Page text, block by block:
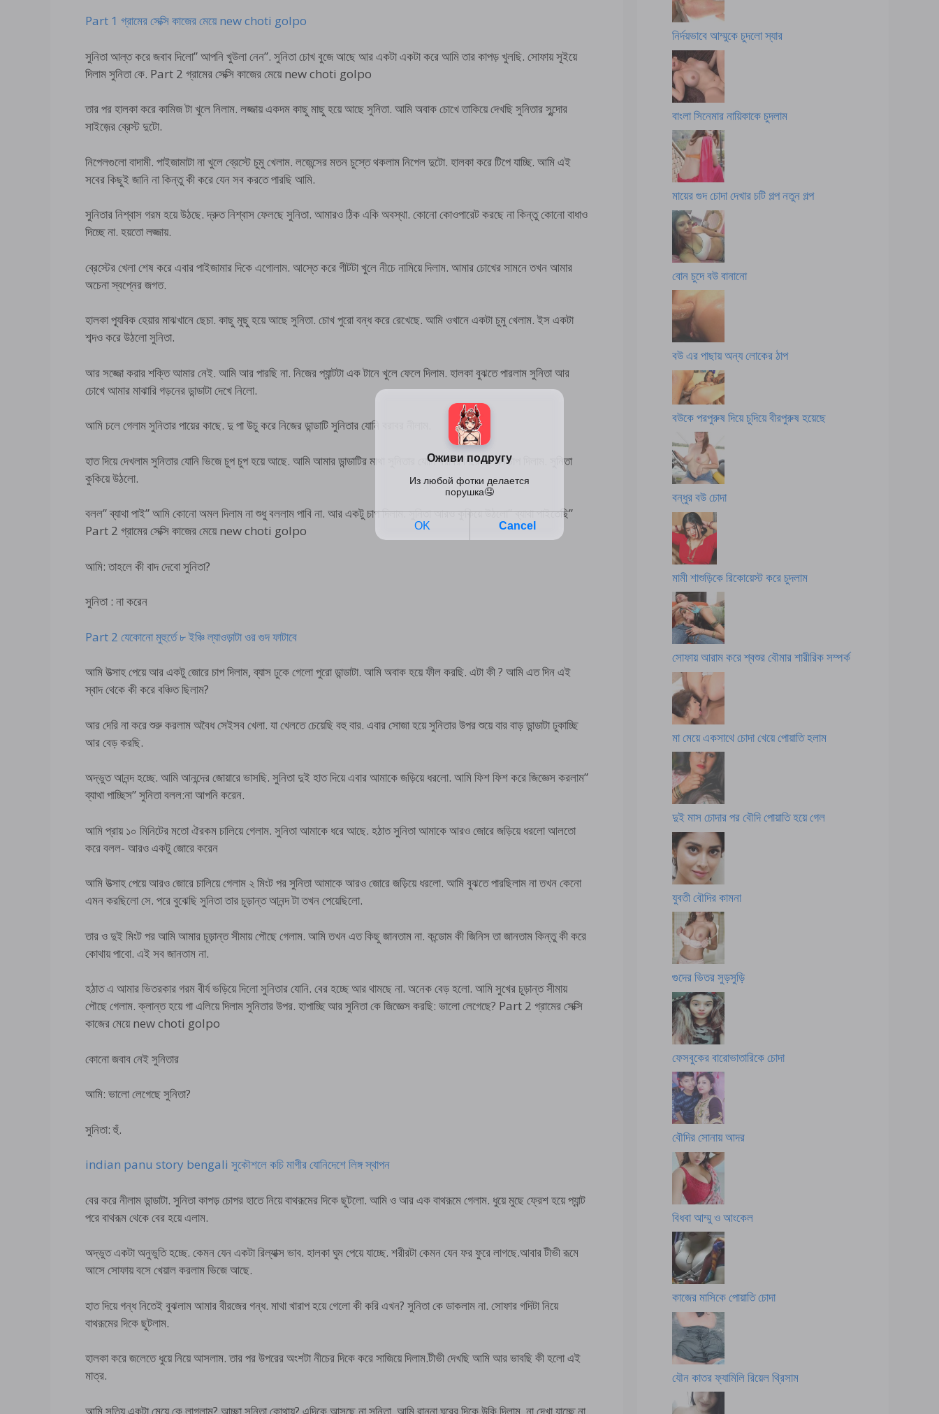
Part 1 গ্রামের সেক্সি কাজের মেয়ে new choti golpo
সুনিতা আল্ত করে জবাব দিলো” আপনি খুউলা নেন”. সুনিতা চোখ বুজে আছে আর একটা একটা করে আমি তার কাপড় খুলছি. সোফায় সূইয়ে
দিলাম সুনিতা কে. Part 2 গ্রামের সেক্সি কাজের মেয়ে new choti golpo
তার পর হালকা করে কামিজ টা খুলে নিলাম. লজ্জায় একদম কাছু মাছু হয়ে আছে সুনিতা. আমি অবাক চোখে তাকিয়ে দেখছি সুনিতার সুন্দোর
সাইজ়ের ব্রেস্ট দুটো.
নিপেলগুলো বাদামী. পাইজামাটা না খুলে ব্রেস্টে চুমু খেলাম. লজেন্সের মতন চুস্তে থকলাম নিপেল দুটো. হালকা করে টিপে যাচ্ছি. আমি এই
সবের কিছুই জানি না কিন্তু কী করে যেন সব করতে পারছি আমি.
সুনিতার নিশ্বাস গরম হয়ে উঠছে. দ্রুত নিশ্বাস ফেলছে সুনিতা. আমারও ঠিক একি অবস্থা. কোনো কোওপারেট করছে না কিন্তু কোনো বাধাও
দিচ্ছে না. হয়তো লজ্জায়.
ব্রেস্টের খেলা শেষ করে এবার পাইজামার দিকে এগোলাম. আস্তে করে গীটটা খুলে নীচে নামিয়ে দিলাম. আমার চোখের সামনে তখন আমার
অচেনা স্বপ্নের জগত.
হালকা প্যূবিক হেয়ার মাঝখানে ছেচা. কাছু মুছু হয়ে আছে সুনিতা. চোখ পুরো বন্ধ করে রেখেছে. আমি ওখানে একটা চুমু খেলাম. ইস একটা
শব্দও করে উঠলো সুনিতা.
আর সজ্জো করার শক্তি আমার নেই. আমি আর পারছি না. নিজের প্যান্টটা এক টানে খুলে ফেলে দিলাম. হালকা বুঝতে পারলাম সুনিতা আর
চোখে আমার মাঝারি গড়নের ডান্ডাটা দেখে নিলো.
আমি চলে গেলাম সুনিতার পায়ের কাছে. দু পা উচু করে নিজের ডান্ডাটি সুনিতার যোনি বরাবর নীলাম.
হাত দিয়ে দেখলাম সুনিতার যোনি ভিজে চুপ চুপ হয়ে আছে. আমি আমার ডান্ডাটির মাথা সুনিতার যোনি বরাবর নিয়ে হালকা চাপ দিলাম. সুনিতা
কুকিয়ে উঠলো.
বলল” ব্যাথা পাই” আমি কোনো অমল দিলাম না শুধু বললাম পাবি না. আর একটু চাপ দিলাম. সুনিতা আরও কুকিয়ে উঠলো” ব্যাথা পাইতেছি”
Part 2 গ্রামের সেক্সি কাজের মেয়ে new choti golpo
আমি: তাহলে কী বাদ দেবো সুনিতা?
সুনিতা : না করেন
Part 2 যেকোনো মুহুর্তে ৮ ইঞ্চি ল্যাওড়াটা ওর গুদ ফাটাবে
আমি উত্সাহ পেয়ে আর একটু জোরে চাপ দিলাম, ব্যাস ঢুকে গেলো পুরো ডান্ডাটা. আমি অবাক হয়ে ফীল করছি. এটা কী ? আমি এত দিন এই
স্বাদ থেকে কী করে বঞ্চিত ছিলাম?
আর দেরি না করে শুরু করলাম অবৈধ সেইসব খেলা. যা খেলতে চেয়েছি বহু বার. এবার সোজা হয়ে সুনিতার উপর শুয়ে বার বাড় ডান্ডাটা ঢুকাচ্ছি
আর বেড় করছি.
অদ্ভুত আনন্দ হচ্ছে. আমি আনন্দের জোয়ারে ভাসছি. সুনিতা দুই হাত দিয়ে এবার আমাকে জড়িয়ে ধরলো. আমি ফিশ ফিশ করে জিজ্ঞেস করলাম”
ব্যাথা পাচ্ছিস” সুনিতা বলল:না আপনি করেন.
আমি প্রায় ১০ মিনিটের মতো ঐরকম চালিয়ে গেলাম. সুনিতা আমাকে ধরে আছে. হঠাত সুনিতা আমাকে আরও জোরে জড়িয়ে ধরলো আলতো
করে বলল- আরও একটু জোরে করেন
আমি উত্সাহ পেয়ে আরও জোরে চালিয়ে গেলাম ২ মিংট পর সুনিতা আমাকে আরও জোরে জড়িয়ে ধরলো. আমি বুঝতে পারছিলাম না তখন কেনো
এমন করছিলো সে. পরে বুঝেছি সুনিতা তার চূড়ান্ত আনন্দ টা তখন পেয়েছিলো.
তার ও দুই মিংট পর আমি আমার চূড়ান্ত সীমায় পৌছে গেলাম. আমি তখন এত কিছু জানতাম না. কন্ডোম কী জিনিস তা জানতাম কিন্তু কী করে
কোথায় পাবো. এই সব জানতাম না.
হঠাত এ আমার ভিতরকার গরম বীর্য ভড়িয়ে দিলো সুনিতার যোনি. বের হচ্ছে আর থামছে না. অনেক বেড় হলো. আমি সুখের চূড়ান্ত সীমায়
পৌছে গেলাম. ক্লান্ত হয়ে গা এলিয়ে দিলাম সুনিতার উপর. হাপাচ্ছি আর সুনিতা কে জিজ্ঞেস করছি: ভালো লেগেছে? Part 2 গ্রামের সেক্সি
কাজের মেয়ে new choti golpo
কোনো জবাব নেই সুনিতার
আমি: ভালো লেগেছে সুনিতা?
সুনিতা: হুঁ.
indian panu story bengali সুকৌশলে কচি মাগীর যোনিদেশে লিঙ্গ স্থাপন
বের করে নীলাম ডান্ডাটা. সুনিতা কাপড় চোপর হাতে নিয়ে বাথরূমের দিকে ছুটলো. আমি ও আর এক বাথরূমে গেলাম. ধুয়ে মুছে ফ্রেশ হয়ে প্যান্ট
পরে বাথরূম থেকে বের হয়ে এলাম.
অদ্ভুত একটা অনুভুতি হচ্ছে. কেমন যেন একটা রিল্যাক্স ভাব. হালকা ঘুম পেয়ে যাচ্ছে. শরীরটা কেমন যেন ফর ফুরে লাগছে.আবার টীভী রূমে
আসে সোফায় বসে খেয়াল করলাম ভিজে আছে.
হাত দিয়ে গন্ধ নিতেই বুঝলাম আমার বীরজের গন্ধ. মাথা খারাপ হয়ে গেলো কী করি এখন? সুনিতা কে ডাকলাম না. সোফার গদিটা নিয়ে
বাথরূমের দিকে ছুটলাম.
হালকা করে জলেতে ধুয়ে নিয়ে আসলাম. তার পর উপরের অংশটা নীচের দিকে করে সাজিয়ে দিলাম.টীভী দেখছি আমি আর ভাবছি কী হলো এই
মাত্র.
আমি সত্যি একটা মেয়ে কে লাগলাম? আচ্ছা সুনিতা কোথায়? এদিকে আসছে না সুনিতা. আমি রান্না ঘরের দিকে উকি দিলাম. না দেখা যাচ্ছে না.
নির্দয়ভাবে আম্মুকে চুদলো স্যার
বাংলা সিনেমার নায়িকাকে চুদলাম
মায়ের গুদ চোদা দেখার চটি গল্প নতুন গল্প
বোন চুদে বউ বানানো
বউ এর পাছায় অন্য লোকের ঠাপ
বউকে পরপুরুষ দিয়ে চুদিয়ে বীরপুরুষ হয়েছে
বন্ধুর বউ চোদা
মামী শাশুড়িকে রিকোয়েস্ট করে চুদলাম
সোফায় আরাম করে শ্বশুর বৌমার শারীরিক সম্পর্ক
মা মেয়ে একসাথে চোদা খেয়ে পোয়াতি হলাম
দুই মাস চোদার পর বৌদি পোয়াতি হয়ে গেল
যুবতী বৌদির কামনা
গুদের ভিতর সুড়সুড়ি
ফেসবুকের বারোভাতারিকে চোদা
বৌদির সোনায় আদর
বিধবা আম্মু ও আংকেল
কাজের মাসিকে পোয়াতি চোদা
যৌন কাতর ফ্যামিলি রিয়েল থ্রিসাম